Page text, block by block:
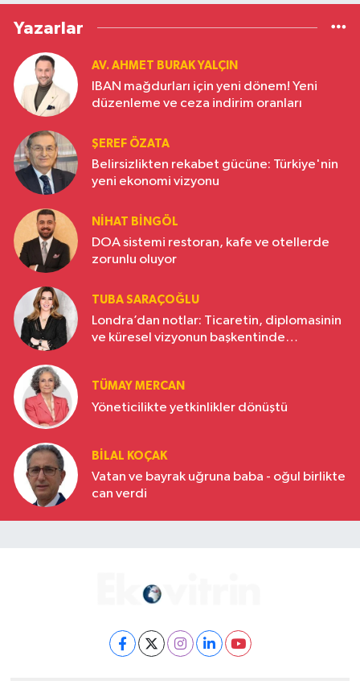
Yazarlar
AV. AHMET BURAK YALÇIN
IBAN mağdurları için yeni dönem! Yeni
düzenleme ve ceza indirim oranları
ŞEREF ÖZATA
Belirsizlikten rekabet gücüne: Türkiye'nin
yeni ekonomi vizyonu
NIHAT BINGÖL
DOA sistemi restoran, kafe ve otellerde
zorunlu oluyor
TUBA SARAÇOĞLU
Londra’dan notlar: Ticaretin, diplomasinin
ve küresel vizyonun başkentinde
TÜMAY MERCAN
Yöneticilikte yetkinlikler dönüştü
BILAL KOÇAK
Vatan ve bayrak uğruna baba - oğul birlikte
can verdi